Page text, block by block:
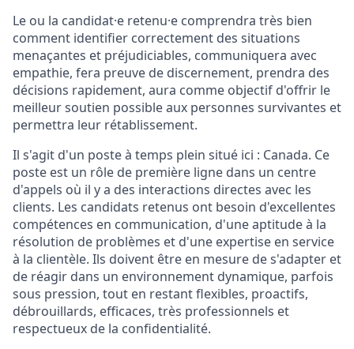
Le ou la candidat·e retenu·e comprendra très bien
comment identifier correctement des situations
menaçantes et préjudiciables, communiquera avec
empathie, fera preuve de discernement, prendra des
décisions rapidement, aura comme objectif d'offrir le
meilleur soutien possible aux personnes survivantes et
permettra leur rétablissement.
Il s'agit d'un poste à temps plein situé ici : Canada. Ce
poste est un rôle de première ligne dans un centre
d'appels où il y a des interactions directes avec les
clients. Les candidats retenus ont besoin d'excellentes
compétences en communication, d'une aptitude à la
résolution de problèmes et d'une expertise en service
à la clientèle. Ils doivent être en mesure de s'adapter et
de réagir dans un environnement dynamique, parfois
sous pression, tout en restant flexibles, proactifs,
débrouillards, efficaces, très professionnels et
respectueux de la confidentialité.